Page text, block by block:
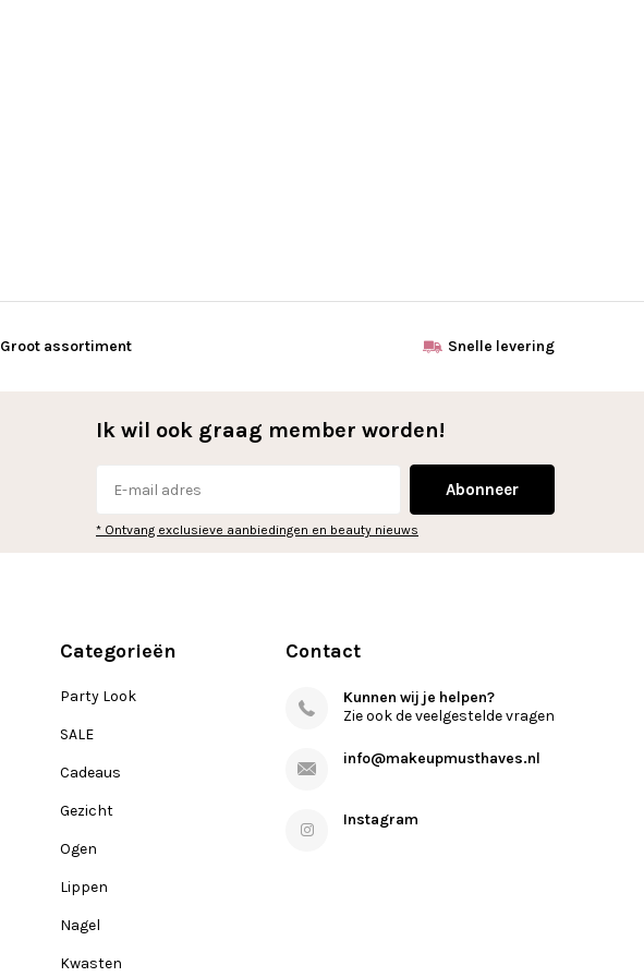
Groot assortiment Snelle levering
Ik wil ook graag member worden!
Abonneer
* Ontvang exclusieve aanbiedingen en beauty nieuws
Categorieën
Party Look
SALE
Cadeaus
Gezicht
Ogen
Lippen
Nagel
Kwasten
Contact
Kunnen wij je helpen?
Zie ook de veelgestelde vragen
info@makeupmusthaves.nl
Instagram